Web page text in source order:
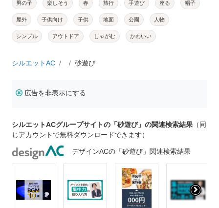
男の子 楽しそう 春 旅行 手遊び 座る 帽子
屋外 子供向け 子供 地面 公園 人物
シンプル アウトドア しゃがむ かわいい
シルエットAC 砂遊び
広告を非表示にする
シルエットACグループサイトの「砂遊び」の関連検索結果 （同
じアカウントで無料ダウンロードできます）
デザインACの「砂遊び」関連検索結果